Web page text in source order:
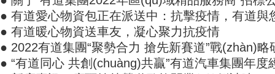
● 有道愛心物資包正在派送中：抗擊疫情，有道
● 有道暖心物資送車友，凝心聚力抗疫情
● 2022有道集團“聚勢合力 搶先新賽道”戰(zhàn)略
● “有道同心 共創(chuàng)共贏”有道汽車集團年